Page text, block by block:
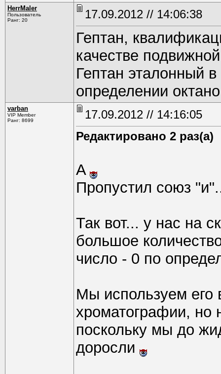
HerrMaler
Пользователь
Ранг: 20
17.09.2012 // 14:06:38
Гептан,
качестве
Гептан эталонный в
определении
varban
VIP Member
Ранг: 8699
17.09.2012 // 14:16:05
Редактировано 2 раз(а)
A
Пропустил союз
Так вот... у нас на
большое
число - 0 по
Мы используем его
хроматографии, но
поскольку мы до
доросли